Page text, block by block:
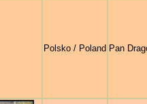
Polsko / Poland Pan